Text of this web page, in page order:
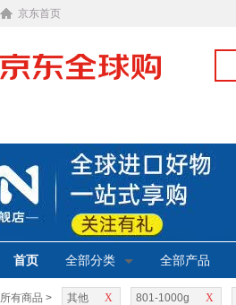
京东首页
首页 全部分类 全部产品
所有商品 > X
其他 X
801-1000g